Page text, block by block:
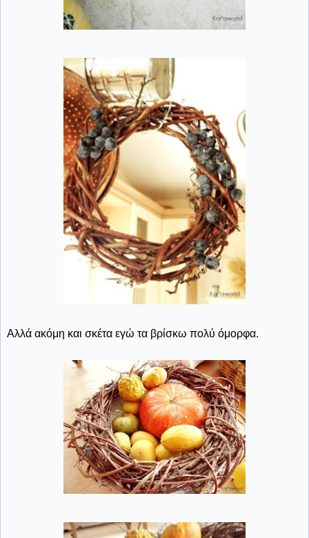
Αλλά ακόμη και σκέτα εγώ τα βρίσκω πολύ όμορφα.